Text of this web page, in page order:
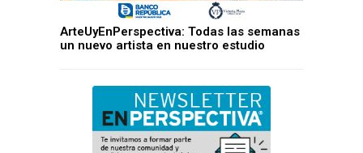
ArteUyEnPerspectiva: Todas las semanas
un nuevo artista en nuestro estudio